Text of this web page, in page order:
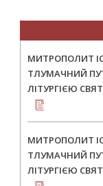
МИТРОПОЛИТ
ТЛУМАЧНИЙ
ЛІТУРГІЄЮ
МИТРОПОЛИТ
ТЛУМАЧНИЙ
ЛІТУРГІЄЮ